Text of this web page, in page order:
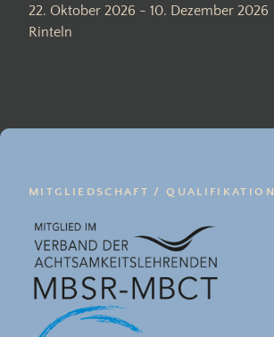
22. Oktober 2026 - 10. Dezember 2026
Rinteln
MITGLIEDSCHAFT / QUALIFIKATION